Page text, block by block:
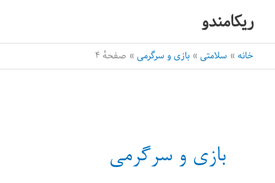
محتوا
ریکامندو
خانه سلامتی بازی و سرگرمی صفحهٔ ۴
بازی و سرگرمی